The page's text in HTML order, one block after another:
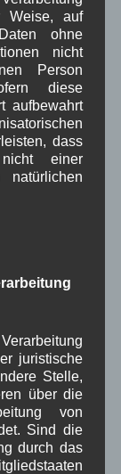
Artikel
auf
informiert
diesem Jahr
beim
Skiclub
Weise, auf
ohne
nicht
Person
diese
aufbewahrt
dass
einer
natürlichen
juristische
Stelle,
über die
von
Sind die
durch das